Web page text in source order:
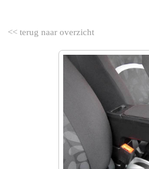
<< terug naar overzicht